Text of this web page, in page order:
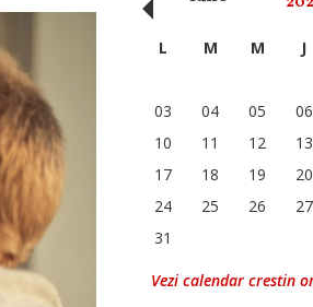
L M M J
03
04 05 06
10
11 12 13
17
18 19 20
24
25 26 27
31
Vezi calendar crestin